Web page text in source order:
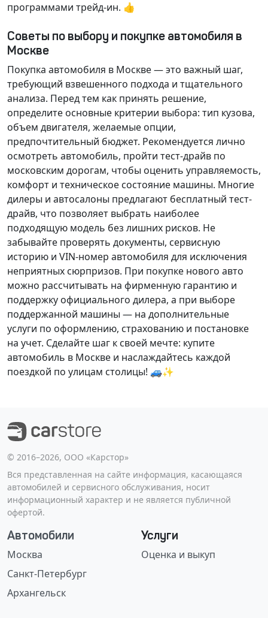
программами трейд-ин. 👍
Советы по выбору и покупке автомобиля в
Москве
Покупка автомобиля в Москве — это важный шаг,
требующий взвешенного подхода и тщательного
анализа. Перед тем как принять решение,
определите основные критерии выбора: тип кузова,
объем двигателя, желаемые опции,
предпочтительный бюджет. Рекомендуется лично
осмотреть автомобиль, пройти тест-драйв по
московским дорогам, чтобы оценить управляемость,
комфорт и техническое состояние машины. Многие
дилеры и автосалоны предлагают бесплатный тест-
драйв, что позволяет выбрать наиболее
подходящую модель без лишних рисков. Не
забывайте проверять документы, сервисную
историю и VIN-номер автомобиля для исключения
неприятных сюрпризов. При покупке нового авто
можно рассчитывать на фирменную гарантию и
поддержку официального дилера, а при выборе
поддержанной машины — на дополнительные
услуги по оформлению, страхованию и постановке
на учет. Сделайте шаг к своей мечте: купите
автомобиль в Москве и наслаждайтесь каждой
поездкой по улицам столицы! 🚙✨
©️ 2016–2026, ООО «Карстор»
Вся представленная на сайте информация, касающаяся
автомобилей и сервисного обслуживания, носит
информационный характер и не является публичной
офертой.
Автомобили
Москва
Санкт-Петербург
Архангельск
Услуги
Оценка и выкуп